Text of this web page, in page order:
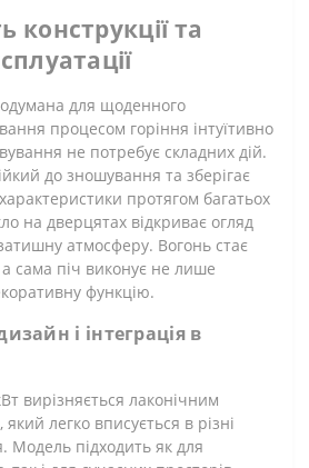
конструкції та
для щоденного
процесом горіння інтуїтивно
не потребує складних дій.
до зношування та зберігає
протягом багатьох
на дверцятах відкриває огляд
атмосферу. Вогонь стає
а сама піч виконує не лише
функцію.
і інтеграція в
вирізняється лаконічним
легко вписується в різні
Модель підходить як для